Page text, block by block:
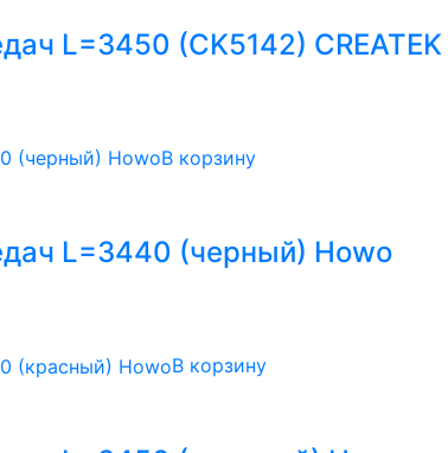
L=3450 (CK5142) CREATEK
В корзину
L=3440 (черный) Howo
В корзину